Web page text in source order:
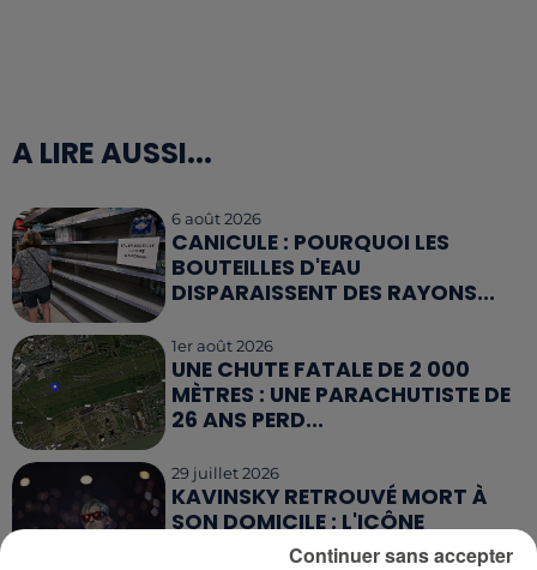
A LIRE AUSSI...
6 août 2026
CANICULE : POURQUOI LES
BOUTEILLES D'EAU
DISPARAISSENT DES RAYONS...
1er août 2026
UNE CHUTE FATALE DE 2 000
MÈTRES : UNE PARACHUTISTE DE
26 ANS PERD...
29 juillet 2026
KAVINSKY RETROUVÉ MORT À
SON DOMICILE : L'ICÔNE
FRANÇAISE DE...Continuer sans accepter